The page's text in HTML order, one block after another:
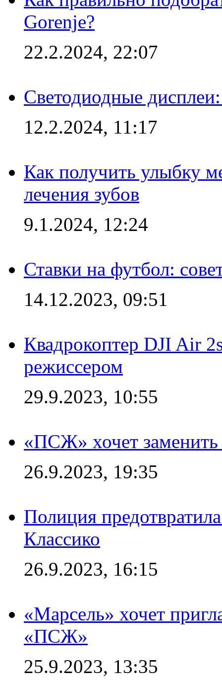
Gorenje?
22.2.2024, 22:07
Светодиодные
12.2.2024, 11:17
Как получить улыбку
лечения зубов
9.1.2024, 12:24
Ставки на футбол:
14.12.2023, 09:51
Квадрокоптер DJI Air
режиссером
29.9.2023, 10:55
«ПСЖ» хочет
26.9.2023, 19:35
Полиция
Классико
26.9.2023, 16:15
«Марсель» хочет
«ПСЖ»
25.9.2023, 13:35